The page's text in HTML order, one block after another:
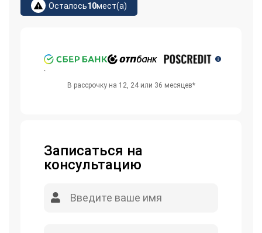
Осталось10мест(а)
`
В рассрочку на 12, 24 или 36 месяцев*
Записаться на
консультацию